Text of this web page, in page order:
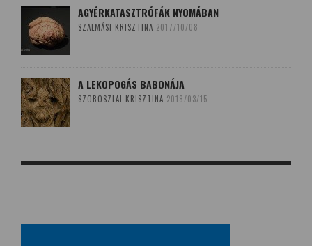
AGYÉRKATASZTRÓFÁK NYOMÁBAN
SZALMÁSI KRISZTINA 2017/10/08
A LEKOPOGÁS BABONÁJA
SZOBOSZLAI KRISZTINA 2018/03/15